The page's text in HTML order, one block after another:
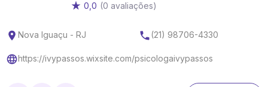
0,0 (0 avaliações)
Nova Iguaçu - RJ (21) 98706-4330
https://ivypassos.wixsite.com/psicologaivypassos